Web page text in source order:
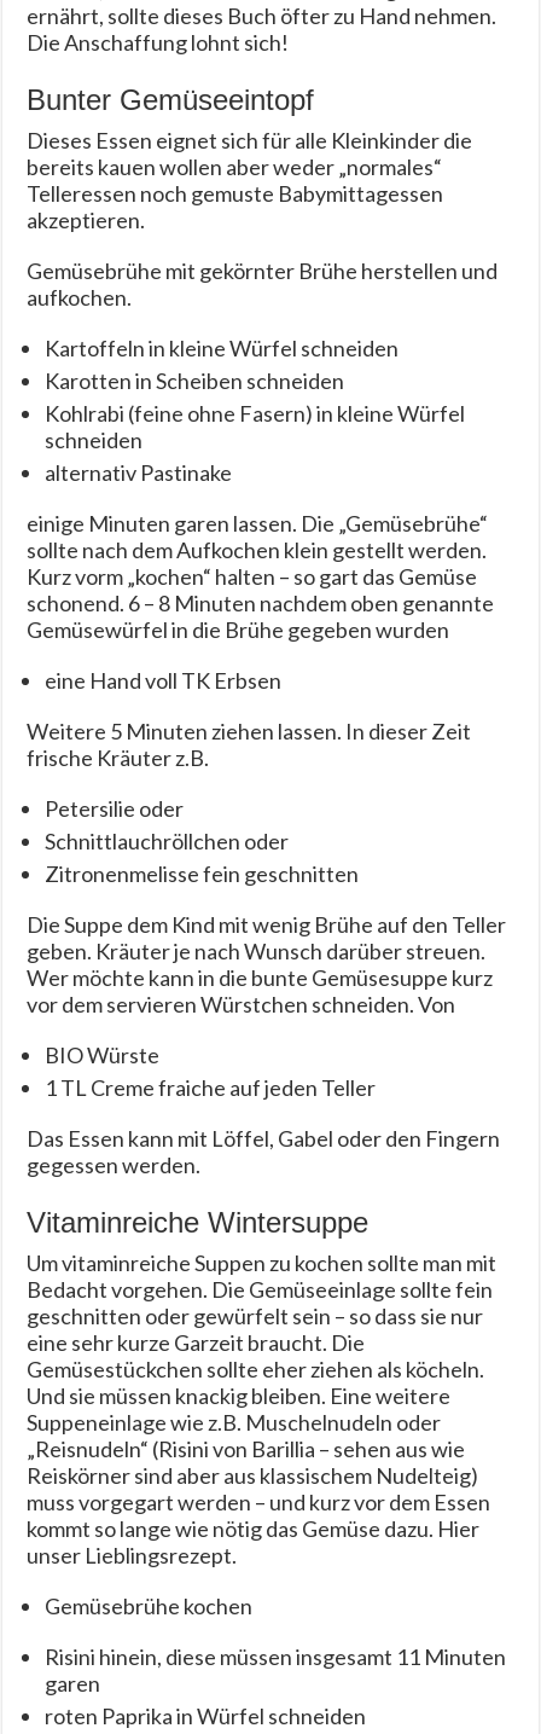
ernährt, sollte dieses Buch öfter zu Hand nehmen.
Die Anschaffung lohnt sich!
Bunter Gemüseeintopf
Dieses Essen eignet sich für alle Kleinkinder die
bereits kauen wollen aber weder „normales“
Telleressen noch gemuste Babymittagessen
akzeptieren.
Gemüsebrühe mit gekörnter Brühe herstellen und
aufkochen.
Kartoffeln in kleine Würfel schneiden
Karotten in Scheiben schneiden
Kohlrabi (feine ohne Fasern) in kleine Würfel
schneiden
alternativ Pastinake
einige Minuten garen lassen. Die „Gemüsebrühe“
sollte nach dem Aufkochen klein gestellt werden.
Kurz vorm „kochen“ halten – so gart das Gemüse
schonend. 6 – 8 Minuten nachdem oben genannte
Gemüsewürfel in die Brühe gegeben wurden
eine Hand voll TK Erbsen
Weitere 5 Minuten ziehen lassen. In dieser Zeit
frische Kräuter z.B.
Petersilie oder
Schnittlauchröllchen oder
Zitronenmelisse fein geschnitten
Die Suppe dem Kind mit wenig Brühe auf den Teller
geben. Kräuter je nach Wunsch darüber streuen.
Wer möchte kann in die bunte Gemüsesuppe kurz
vor dem servieren Würstchen schneiden. Von
BIO Würste
1 TL Creme fraiche auf jeden Teller
Das Essen kann mit Löffel, Gabel oder den Fingern
gegessen werden.
Vitaminreiche Wintersuppe
Um vitaminreiche Suppen zu kochen sollte man mit
Bedacht vorgehen. Die Gemüseeinlage sollte fein
geschnitten oder gewürfelt sein – so dass sie nur
eine sehr kurze Garzeit braucht. Die
Gemüsestückchen sollte eher ziehen als köcheln.
Und sie müssen knackig bleiben. Eine weitere
Suppeneinlage wie z.B. Muschelnudeln oder
„Reisnudeln“ (Risini von Barillia – sehen aus wie
Reiskörner sind aber aus klassischem Nudelteig)
muss vorgegart werden – und kurz vor dem Essen
kommt so lange wie nötig das Gemüse dazu. Hier
unser Lieblingsrezept.
Gemüsebrühe kochen
Risini hinein, diese müssen insgesamt 11 Minuten
garen
roten Paprika in Würfel schneiden